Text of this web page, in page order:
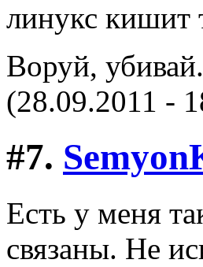
линукс кишит
Воруй,
(28.09.2011 -
#7.
Есть у меня
связаны. Не